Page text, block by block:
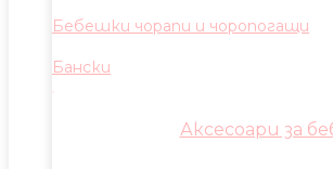
Бебешки чорапи и чоропогащи
Бански
Аксесоари за